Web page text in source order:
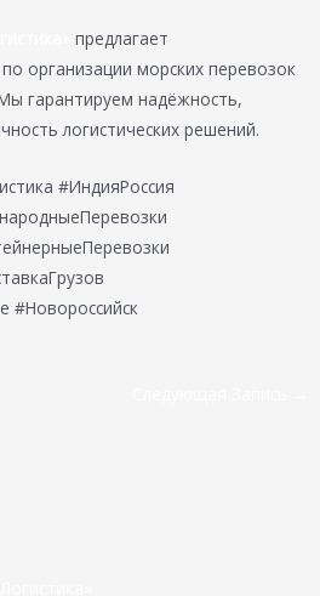
предлагает
организации морских перевозок
гарантируем надёжность,
логистических решений.
#ИндияРоссия